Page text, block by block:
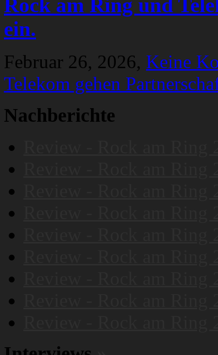
Rock am Ring und
ein.
Februar 26, 2026, Keine
Telekom gehen
Nachberichte